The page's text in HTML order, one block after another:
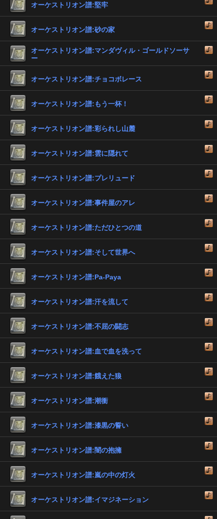
オーケストリオン譜:堅牢
オーケストリオン譜:砂の家
オーケストリオン譜:マンダヴィル・ゴールドソーサ
ー
オーケストリオン譜:チョコボレース
オーケストリオン譜:もう一杯！
オーケストリオン譜:彩られし山麓
オーケストリオン譜:雲に隠れて
オーケストリオン譜:プレリュード
オーケストリオン譜:事件屋のアレ
オーケストリオン譜:ただひとつの道
オーケストリオン譜:そして世界へ
オーケストリオン譜:Pa-Paya
オーケストリオン譜:汗を流して
オーケストリオン譜:不屈の闘志
オーケストリオン譜:血で血を洗って
オーケストリオン譜:餓えた狼
オーケストリオン譜:潮衝
オーケストリオン譜:漆黒の誓い
オーケストリオン譜:闇の抱擁
オーケストリオン譜:嵐の中の灯火
オーケストリオン譜:イマジネーション